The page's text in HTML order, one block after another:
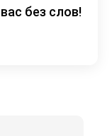
без слов!